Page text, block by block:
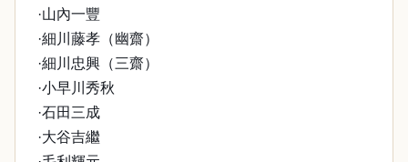
·山內一豐
·細川藤孝（幽齋）
·細川忠興（三齋）
·小早川秀秋
·石田三成
·大谷吉繼